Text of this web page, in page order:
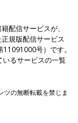
スを毎日お届
ましあったりで
配信サービスが、
規版配信サービス
号）です。
いるサービスの一覧
ツの無断転載を禁じま